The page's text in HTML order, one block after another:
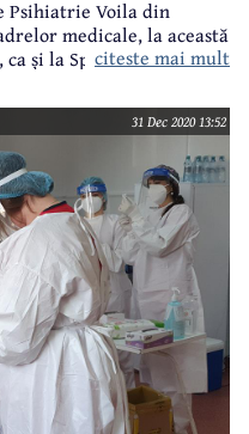
Psihiatrie Voila din
medicale, la această
și la Spitalul Municipal
COVID, cea destinată
citeste mai mult
31 Dec 2020 13:52